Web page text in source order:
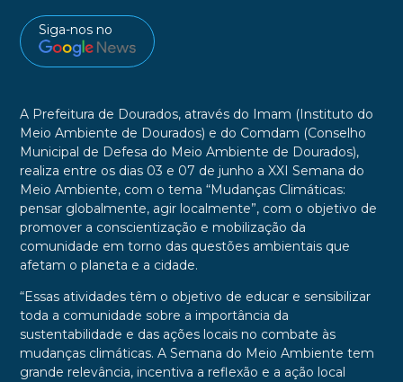
Siga-nos no
A Prefeitura de Dourados, através do Imam (Instituto do
Meio Ambiente de Dourados) e do Comdam (Conselho
Municipal de Defesa do Meio Ambiente de Dourados),
realiza entre os dias 03 e 07 de junho a XXI Semana do
Meio Ambiente, com o tema “Mudanças Climáticas:
pensar globalmente, agir localmente”, com o objetivo de
promover a conscientização e mobilização da
comunidade em torno das questões ambientais que
afetam o planeta e a cidade.
“Essas atividades têm o objetivo de educar e sensibilizar
toda a comunidade sobre a importância da
sustentabilidade e das ações locais no combate às
mudanças climáticas. A Semana do Meio Ambiente tem
grande relevância, incentiva a reflexão e a ação local